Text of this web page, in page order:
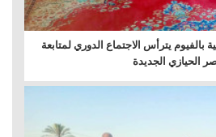
بالفيوم يترأس الاجتماع الدوري لمتابعة
الحيازي الجديدة